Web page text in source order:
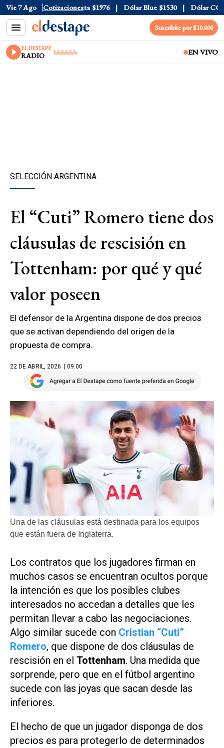
Vie 7 Ago Cotizaciones
$1520 Dólar Tarjeta $1976 Dólar Blue $1530 Dólar CCL
Suscribite por $10.000
EL DESTAPE
RADIO EN VIVO
SELECCIÓN ARGENTINA
El “Cuti” Romero tiene dos
cláusulas de rescisión en
Tottenham: por qué y qué
valor poseen
El defensor de la Argentina dispone de dos precios
que se activan dependiendo del origen de la
propuesta de compra.
22 DE ABRIL, 2026 | 09.00
Una de las cláusulas está destinada para los equipos
que están fuera de Inglaterra.
Los contratos que los jugadores firman en
muchos casos se encuentran ocultos porque
la intención es que los posibles clubes
interesados no accedan a detalles que les
permitan llevar a cabo las negociaciones.
Algo similar sucede con Cristian “Cuti”
Romero, que dispone de dos cláusulas de
rescisión en el Tottenham. Una medida que
sorprende, pero que en el fútbol argentino
sucede con las joyas que sacan desde las
inferiores.
El hecho de que un jugador disponga de dos
precios es para protegerlo de determinados